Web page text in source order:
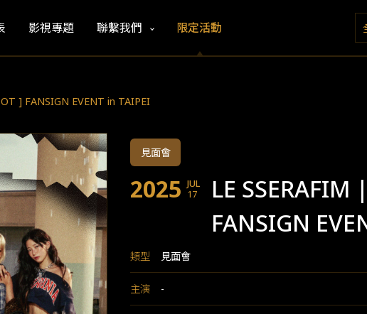
影視專題 聯繫我們 限定活動
] FANSIGN EVENT in TAIPEI
見面會
2025 JUL
17
LE
FANSIGN
類型 見面會
主演 -